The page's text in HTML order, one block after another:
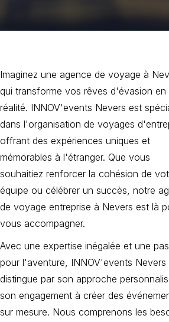
Imaginez une agence de voyage à
qui transforme vos rêves d'évasion en
réalité. INNOV'events Nevers est
dans l'organisation de voyages
offrant des expériences uniques et
mémorables à l'étranger. Que vous
souhaitiez renforcer la cohésion de
équipe ou célébrer un succès, notre
de voyage entreprise à Nevers est là
vous accompagner.
Avec une expertise inégalée et une
pour l'aventure, INNOV'events Nevers
distingue par son approche
son engagement à créer des
sur mesure. Nous comprenons les